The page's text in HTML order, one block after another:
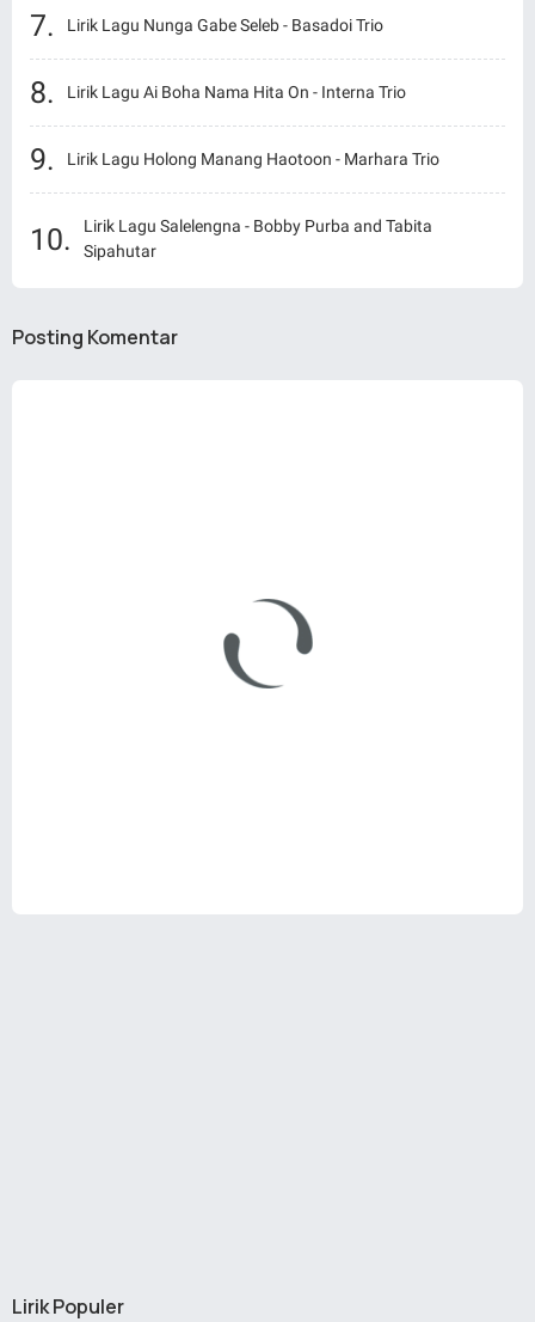
Lirik Lagu Nunga Gabe Seleb - Basadoi Trio
Lirik Lagu Ai Boha Nama Hita On - Interna Trio
Lirik Lagu Holong Manang Haotoon - Marhara Trio
Lirik Lagu Salelengna - Bobby Purba and Tabita
Sipahutar
Posting Komentar
Lirik Populer